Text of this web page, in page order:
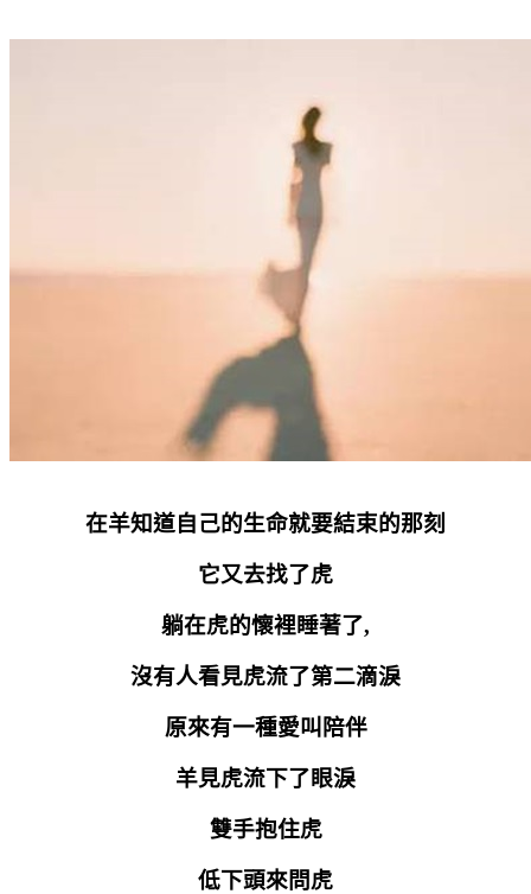
在羊知道自己的生命就要結束的那刻
它又去找了虎
躺在虎的懷裡睡著了,
沒有人看見虎流了第二滴淚
原來有一種愛叫陪伴
羊見虎流下了眼淚
雙手抱住虎
低下頭來問虎